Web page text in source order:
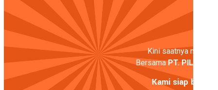
Kini saatnya
BersamaPT. PILAR
Kami siap